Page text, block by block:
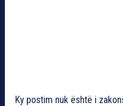
Ky postim nuk është i